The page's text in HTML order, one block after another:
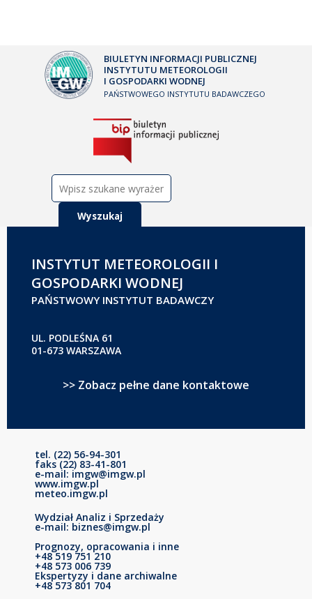
BIULETYN INFORMACJI PUBLICZNEJ
INSTYTUTU METEOROLOGII
I GOSPODARKI WODNEJ
PAŃSTWOWEGO INSTYTUTU BADAWCZEGO
INSTYTUT METEOROLOGII I
GOSPODARKI WODNEJ
PAŃSTWOWY INSTYTUT BADAWCZY
UL. PODLEŚNA 61
01-673 WARSZAWA
>> Zobacz pełne dane kontaktowe
tel. (22) 56-94-301
faks (22) 83-41-801
e-mail: imgw@imgw.pl
www.imgw.pl
meteo.imgw.pl
Wydział Analiz i Sprzedaży
e-mail: biznes@imgw.pl
Prognozy, opracowania i inne
+48 519 751 210
+48 573 006 739
Ekspertyzy i dane archiwalne
+48 573 801 704